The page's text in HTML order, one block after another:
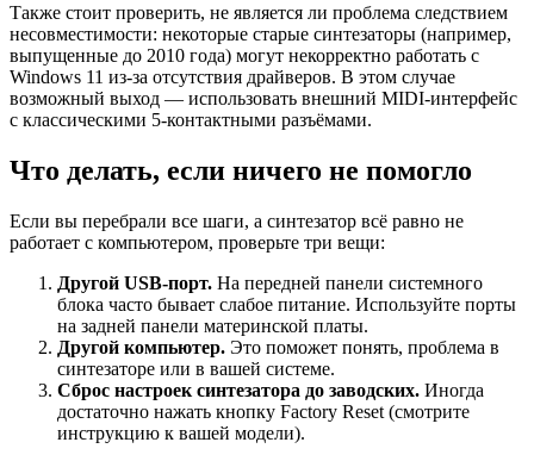
Также стоит проверить, не является ли проблема следствием
несовместимости: некоторые старые синтезаторы (например,
выпущенные до 2010 года) могут некорректно работать с
Windows 11 из-за отсутствия драйверов. В этом случае
возможный выход — использовать внешний MIDI-интерфейс
с классическими 5-контактными разъёмами.
Что делать, если ничего не помогло
Если вы перебрали все шаги, а синтезатор всё равно не
работает с компьютером, проверьте три вещи:
Другой USB-порт. На передней панели системного
блока часто бывает слабое питание. Используйте порты
на задней панели материнской платы.
Другой компьютер. Это поможет понять, проблема в
синтезаторе или в вашей системе.
Сброс настроек синтезатора до заводских. Иногда
достаточно нажать кнопку Factory Reset (смотрите
инструкцию к вашей модели).